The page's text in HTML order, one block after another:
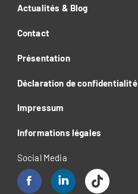
Actualités & Blog
Contact
Présentation
Déclaration de confidentialité
Impressum
Informations légales
Social Media